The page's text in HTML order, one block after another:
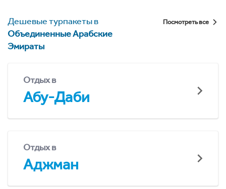
Дешевые турпакеты в
Объединенные Арабские
Эмираты
Посмотреть все
Отдых в
Абу-Даби
Отдых в
Аджман